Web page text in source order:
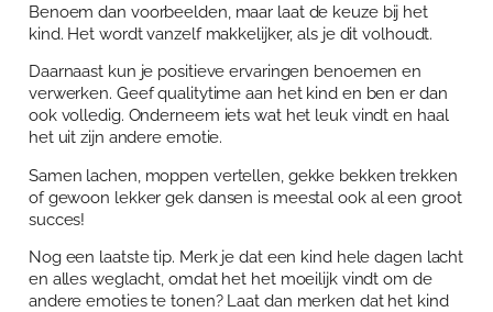
Benoem dan voorbeelden, maar laat de keuze bij het
kind. Het wordt vanzelf makkelijker, als je dit volhoudt.
Daarnaast kun je positieve ervaringen benoemen en
verwerken. Geef qualitytime aan het kind en ben er dan
ook volledig. Onderneem iets wat het leuk vindt en haal
het uit zijn andere emotie.
Samen lachen, moppen vertellen, gekke bekken trekken
of gewoon lekker gek dansen is meestal ook al een groot
succes!
Nog een laatste tip. Merk je dat een kind hele dagen lacht
en alles weglacht, omdat het het moeilijk vindt om de
andere emoties te tonen? Laat dan merken dat het kind